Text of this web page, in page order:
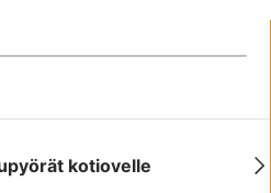
kotiovelle